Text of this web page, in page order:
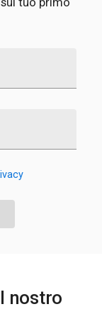
nostro